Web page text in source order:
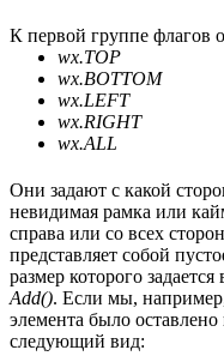
К первой группе флагов
wx.TOP
wx.BOTTOM
wx.LEFT
wx.RIGHT
wx.ALL
Они задают с какой
невидимая рамка или
справа или со всех
представляет собой
размер которого
Add(). Если мы,
элемента было
следующий вид: